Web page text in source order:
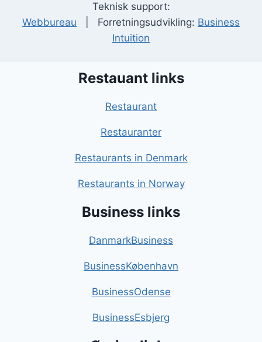
Teknisk support:
Webbureau | Forretningsudvikling: Business
Intuition
Restauant links
Restaurant
Restauranter
Restaurants in Denmark
Restaurants in Norway
Business links
DanmarkBusiness
BusinessKøbenhavn
BusinessOdense
BusinessEsbjerg